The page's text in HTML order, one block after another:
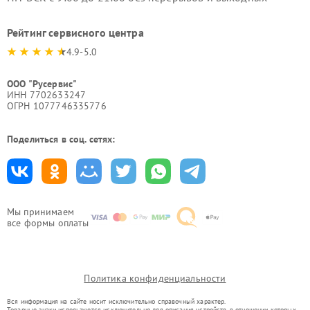
Мы принимаем
все формы оплаты
Рейтинг сервисного центра
4.9-5.0
ООО "Русервис"
ИНН 7702633247
ОГРН 1077746335776
Поделиться в соц. сетях:
Политика конфиденциальности
Вся информация на сайте носит исключительно справочный характер.